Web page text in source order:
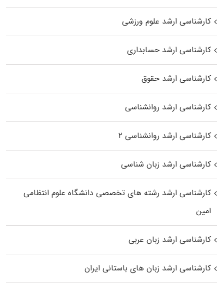
کارشناسی ارشد علوم ورزشی
کارشناسی ارشد حسابداری
کارشناسی ارشد حقوق
کارشناسی ارشد روانشناسی
کارشناسی ارشد روانشناسی ۲
کارشناسی ارشد زبان شناسی
کارشناسی ارشد رﺷﺘﻪ ﻫﺎی تخصصی داﻧﺸﮕﺎه ﻋﻠﻮم انتظامی
اﻣﻴﻦ
کارشناسی ارشد زبان عربی
کارشناسی ارشد زبان‌ های باستانی ایران